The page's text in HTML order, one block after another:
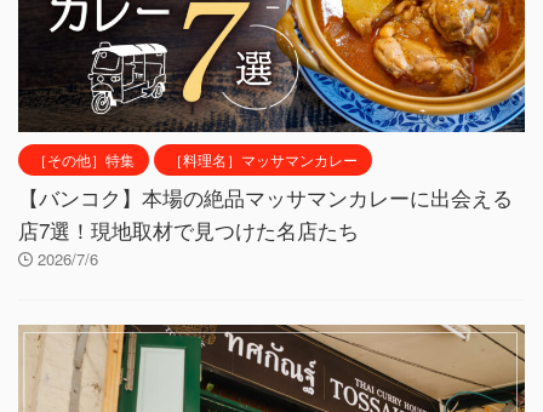
［その他］特集 ［料理名］マッサマンカレー
【バンコク】本場の絶品マッサマンカレーに出会える
店7選！現地取材で見つけた名店たち
2026/7/6